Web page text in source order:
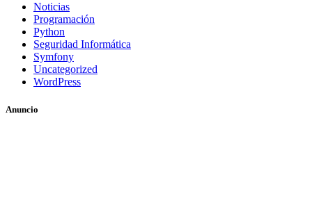
Noticias
Programación
Python
Seguridad Informática
Symfony
Uncategorized
WordPress
Anuncio